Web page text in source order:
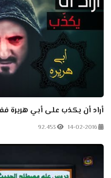
أراد أن يكذب على أبي هريرة
14-02-2016
92.453